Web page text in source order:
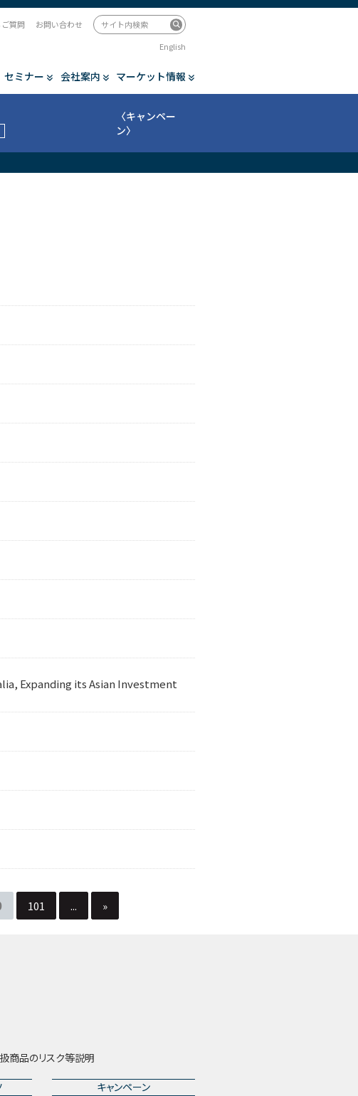
セミナー 会社案内 マーケット情報
質問
お問い合わせ
English
〈キャンペー
ン〉
Expanding its Asian Investment
101 ... »
商品のリスク等説明
キャンペーン